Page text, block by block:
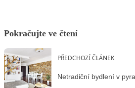
Pokračujte ve čtení
PŘEDCHOZÍ ČLÁNEK
Netradiční bydlení v